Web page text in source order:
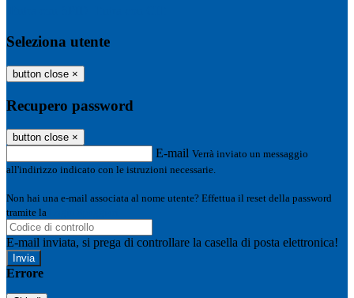
Seleziona utente
button close ×
Recupero password
button close ×
E-mail Verrà inviato un messaggio
all'indirizzo indicato con le istruzioni necessarie.
Non hai una e-mail associata al nome utente? Effettua il reset della password
tramite la
E-mail inviata, si prega di controllare la casella di posta elettronica!
Errore